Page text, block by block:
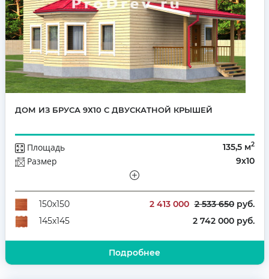
ДОМ ИЗ БРУСА 9Х10 С ДВУСКАТНОЙ КРЫШЕЙ
Площадь 135,5 м2
Размер 9х10
Количество комнат
4
150х150
2 413 000 2 533 650руб.
145х145
2 742 000 руб.
Подробнее